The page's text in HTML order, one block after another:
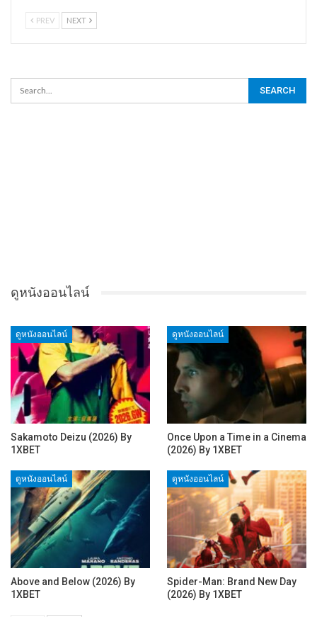
PREV NEXT
ดูหนังออนไลน์
ดูหนังออนไลน์
Sakamoto Deizu (2026) By
1XBET
ดูหนังออนไลน์
Once Upon a Time in a Cinema
(2026) By 1XBET
ดูหนังออนไลน์
Above and Below (2026) By
1XBET
ดูหนังออนไลน์
Spider-Man: Brand New Day
(2026) By 1XBET